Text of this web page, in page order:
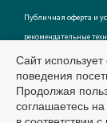
Публичная оферта и
рекомендательные
Россия
Сайт
поведения
Продолжая
соглашаетесь